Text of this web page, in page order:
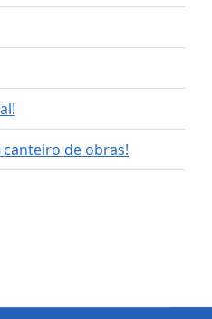
de obras!